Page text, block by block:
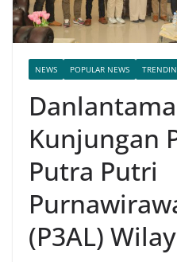
NEWS POPULAR NEWS
Kunjungan
Putra Putri
(P3AL)